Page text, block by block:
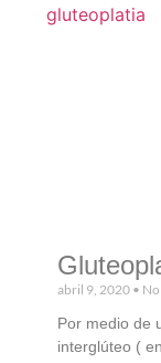
abril 9, 2020
Por medio de
interglúteo (